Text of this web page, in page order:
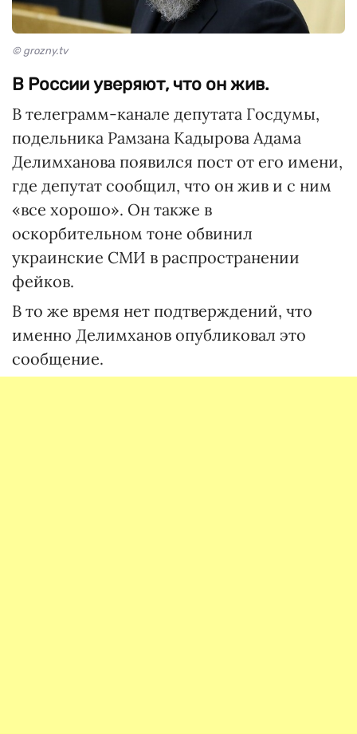
© grozny.tv
В России уверяют, что он жив.
В телеграмм-канале депутата Госдумы,
подельника Рамзана Кадырова Адама
Делимханова появился пост от его имени,
где депутат сообщил, что он жив и с ним
«все хорошо». Он также в
оскорбительном тоне обвинил
украинские СМИ в распространении
фейков.
В то же время нет подтверждений, что
именно Делимханов опубликовал это
сообщение.